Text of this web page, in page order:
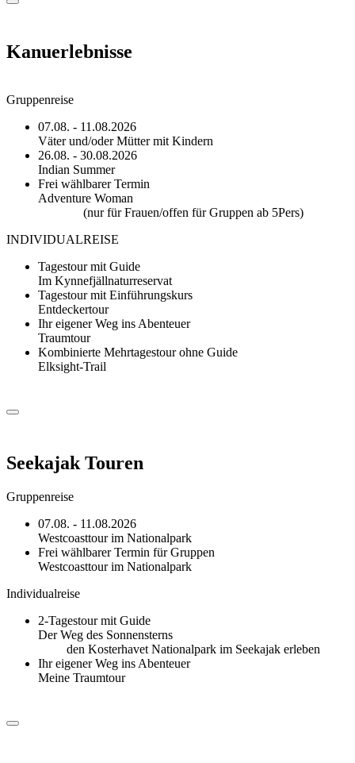
Kanuerlebnisse
Gruppenreise
07.08. - 11.08.2026
Väter und/oder Mütter mit Kindern
26.08. - 30.08.2026
Indian Summer
Frei wählbarer Termin
Adventure Woman
(nur für Frauen/offen für Gruppen ab 5Pers)
INDIVIDUALREISE
Tagestour mit Guide
Im Kynnefjällnaturreservat
Tagestour mit Einführungskurs
Entdeckertour
Ihr eigener Weg ins Abenteuer
Traumtour
Kombinierte Mehrtagestour ohne Guide
Elksight-Trail
Seekajak Touren
Gruppenreise
07.08. - 11.08.2026
Westcoasttour im Nationalpark
Frei wählbarer Termin für Gruppen
Westcoasttour im Nationalpark
Individualreise
2-Tagestour mit Guide
Der Weg des Sonnensterns
den Kosterhavet Nationalpark im Seekajak erleben
Ihr eigener Weg ins Abenteuer
Meine Traumtour